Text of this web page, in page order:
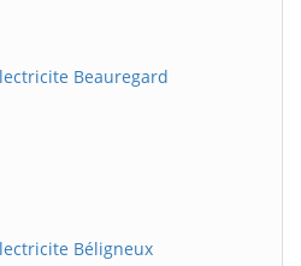
Beauregard
Béligneux